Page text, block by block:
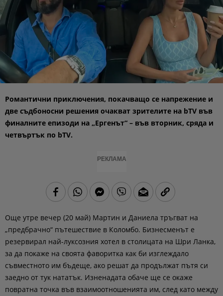
Романтични приключения, покачващо се напрежение и
две съдбоносни решения очакват зрителите на bTV във
финалните епизоди на „Ергенът“ – във вторник, сряда и
четвъртък по bTV.
РЕКЛАМА
Още утре вечер (20 май) Мартин и Даниела тръгват на
„предбрачно“ пътешествие в Коломбо. Бизнесменът е
резервирал най-луксозния хотел в столицата на Шри Ланка,
за да покаже на своята фаворитка как би изглеждало
съвместното им бъдеще, ако решат да продължат пътя си
заедно от тук нататък. Изненадата обаче ще се окаже
повратна точка във взаимоотношенията им, след като между